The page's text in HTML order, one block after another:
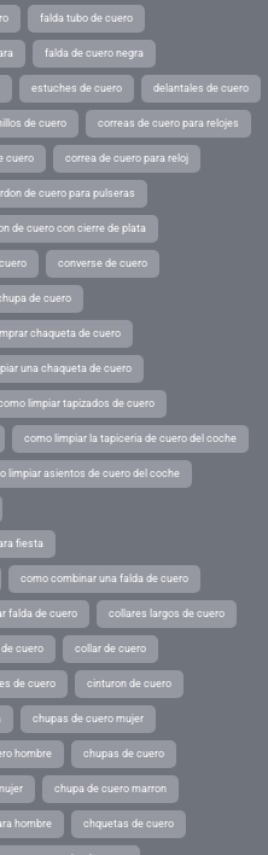
falda tubo de cuero
falda de cuero negra
estuches de cuero delantales de cuero
de cuero correas de cuero para relojes
cuero correa de cuero para reloj
de cuero para pulseras
de cuero con cierre de plata
converse de cuero
de cuero
chaqueta de cuero
una chaqueta de cuero
limpiar tapizados de cuero
como limpiar la tapiceria de cuero del coche
limpiar asientos de cuero del coche
fiesta
como combinar una falda de cuero
falda de cuero collares largos de cuero
cuero collar de cuero
de cuero cinturon de cuero
chupas de cuero mujer
hombre chupas de cuero
chupa de cuero marron
hombre chquetas de cuero